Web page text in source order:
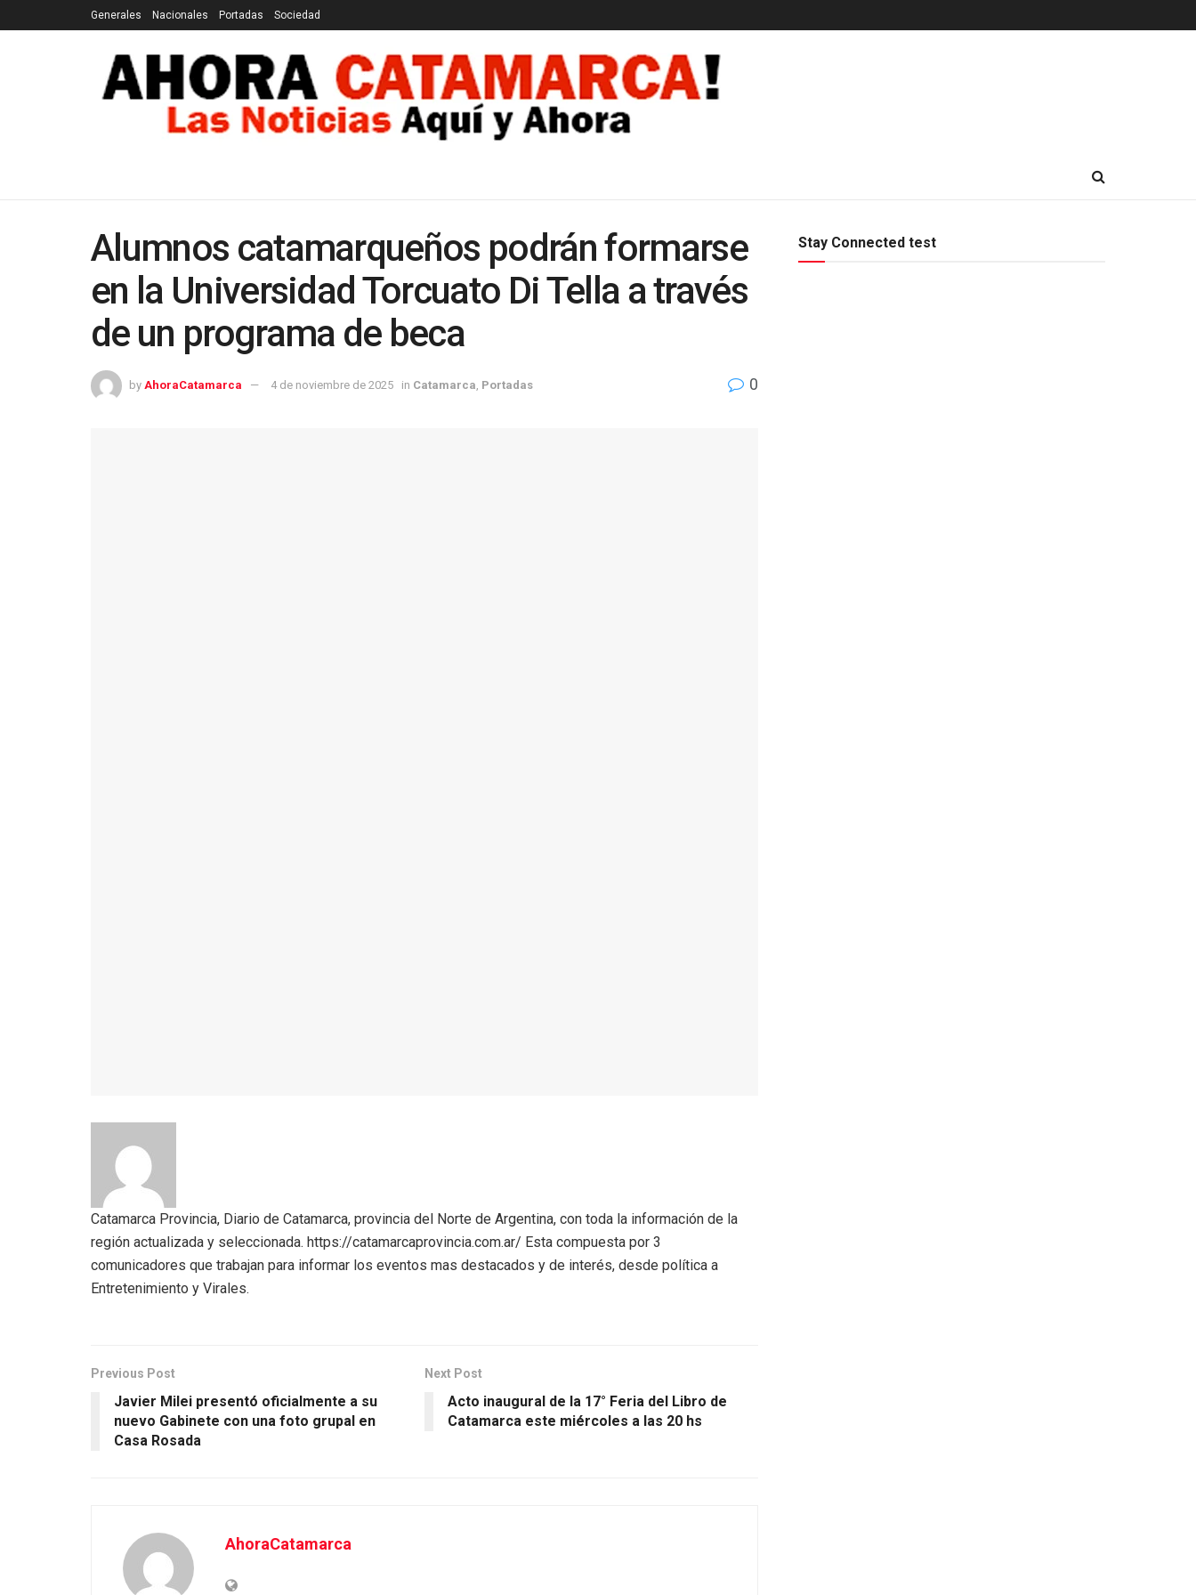
Generales Nacionales Portadas Sociedad
Alumnos catamarqueños podrán formarse
en la Universidad Torcuato Di Tella a través
de un programa de beca
by AhoraCatamarca 4 de noviembre de 2025 in Catamarca Portadas 0
Catamarca Provincia, Diario de Catamarca, provincia del Norte de Argentina, con toda la información de la
región actualizada y seleccionada. https://catamarcaprovincia.com.ar/ Esta compuesta por 3
comunicadores que trabajan para informar los eventos mas destacados y de interés, desde política a
Entretenimiento y Virales.
Previous Post
Javier Milei presentó oficialmente a su
nuevo Gabinete con una foto grupal en
Casa Rosada
Next Post
Acto inaugural de la 17° Feria del Libro de
Catamarca este miércoles a las 20 hs
AhoraCatamarca
Stay Connected test